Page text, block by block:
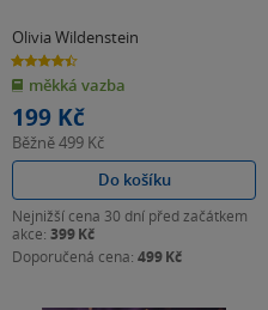
Olivia Wildenstein
4.4
z
5
hvězdiček
měkká vazba
199 Kč
Běžně499 Kč
Do košíku
Nejnižší cena 30 dní před začátkem
akce: 399 Kč
Doporučená cena: 499 Kč